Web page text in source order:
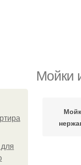
Мойки